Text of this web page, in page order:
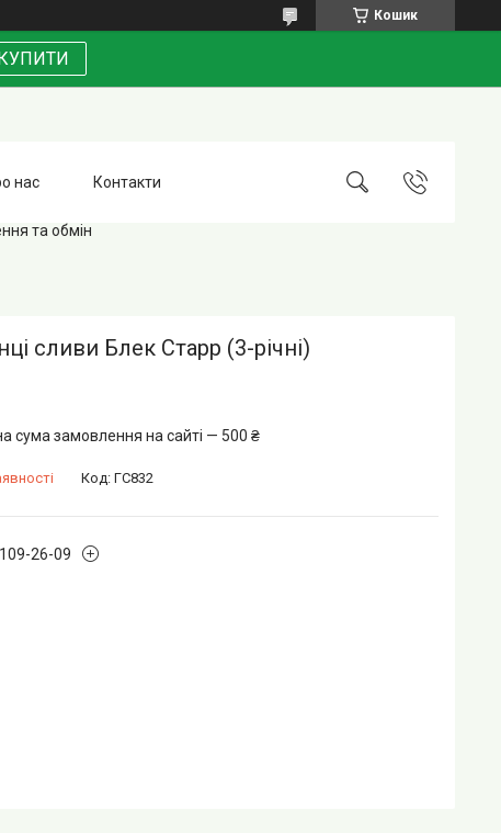
Кошик
нас Контакти
та обмін
сливи Блек Старр (3-річні)
сума замовлення на сайті — 500 ₴
Код: ГС832
26-09